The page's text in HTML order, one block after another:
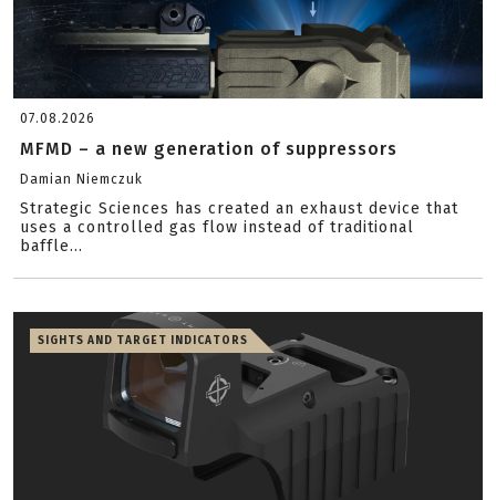
07.08.2026
MFMD – a new generation of suppressors
Damian Niemczuk
Strategic Sciences has created an exhaust device that
uses a controlled gas flow instead of traditional
baffle...
SIGHTS AND TARGET INDICATORS